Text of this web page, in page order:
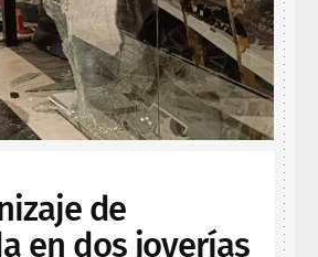
de
en dos joyerías